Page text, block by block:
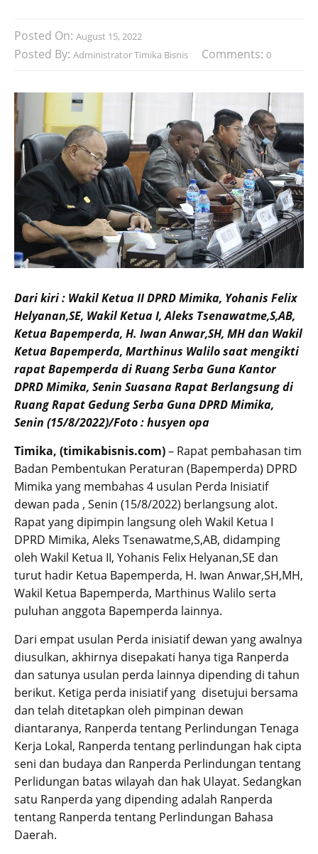
Posted On: August 15, 2022
Posted By: Administrator Timika Bisnis Comments: 0
Dari kiri : Wakil Ketua II DPRD Mimika, Yohanis Felix
Helyanan,SE, Wakil Ketua I, Aleks Tsenawatme,S,AB,
Ketua Bapemperda, H. Iwan Anwar,SH, MH dan Wakil
Ketua Bapemperda, Marthinus Walilo saat mengikti
rapat Bapemperda di Ruang Serba Guna Kantor
DPRD Mimika, Senin Suasana Rapat Berlangsung di
Ruang Rapat Gedung Serba Guna DPRD Mimika,
Senin (15/8/2022)/Foto : husyen opa
Timika, (timikabisnis.com)– Rapat pembahasan tim
Badan Pembentukan Peraturan (Bapemperda) DPRD
Mimika yang membahas 4 usulan Perda Inisiatif
dewan pada , Senin (15/8/2022) berlangsung alot.
Rapat yang dipimpin langsung oleh Wakil Ketua I
DPRD Mimika, Aleks Tsenawatme,S,AB, didamping
oleh Wakil Ketua II, Yohanis Felix Helyanan,SE dan
turut hadir Ketua Bapemperda, H. Iwan Anwar,SH,MH,
Wakil Ketua Bapemperda, Marthinus Walilo serta
puluhan anggota Bapemperda lainnya.
Dari empat usulan Perda inisiatif dewan yang awalnya
diusulkan, akhirnya disepakati hanya tiga Ranperda
dan satunya usulan perda lainnya dipending di tahun
berikut. Ketiga perda inisiatif yang disetujui bersama
dan telah ditetapkan oleh pimpinan dewan
diantaranya, Ranperda tentang Perlindungan Tenaga
Kerja Lokal, Ranperda tentang perlindungan hak cipta
seni dan budaya dan Ranperda Perlindungan tentang
Perlidungan batas wilayah dan hak Ulayat. Sedangkan
satu Ranperda yang dipending adalah Ranperda
tentang Ranperda tentang Perlindungan Bahasa
Daerah.